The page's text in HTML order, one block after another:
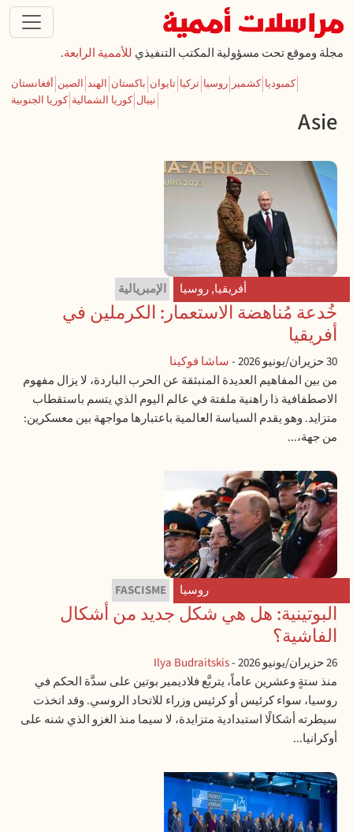
تجاوز إلى المحتوى الرئيسي
مجلة وموقع تحت مسؤولية المكتب التنفيذي للأممية الرابعة.
أفغانستان الصين الهند باكستان تايوان تركيا روسيا كشمير كمبوديا
كوريا الجنوبية كوريا الشمالية نيبال
Asie
أفريقيا,روسيا الإمبريالية
خُدعة مُناهضة الاستعمار: الكرملين في
أفريقيا
30 حزيران/يونيو 2026 -ساشا فوكينا
من بين المفاهيم العديدة المنبثقة عن الحرب الباردة، لا يزال مفهوم
الاصطفافية ذا راهنية ملفتة في عالم اليوم الذي يتسم باستقطاب
متزايد. وهو يقدم السياسة العالمية باعتبارها مواجهة بين معسكرين:
من جهة،...
روسيا FASCISME
البوتينية: هل هي شكل جديد من أشكال
الفاشية؟
26 حزيران/يونيو 2026 -
Ilya Budraitskis
منذ ستةٍ وعشرين عاماً، يتربَّع فلاديمير بوتين على سدَّة الحكم في
روسيا، سواء كرئيس أو كرئيس وزراء للاتحاد الروسي. وقد اتخذت
سيطرته أشكالًا استبدادية متزايدة، لا سيما منذ الغزو الذي شنه على
أوكرانيا...